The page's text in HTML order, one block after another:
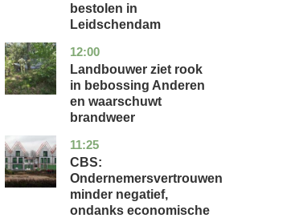
bestolen in
Leidschendam
12:00
drenthe
nieuws
Landbouwer ziet rook
in bebossing Anderen
en waarschuwt
brandweer
11:25
zuid-
holland
economie
CBS:
Ondernemersvertrouwen
minder negatief,
ondanks economische